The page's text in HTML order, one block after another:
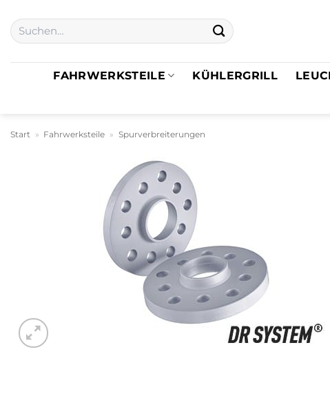
Inhalt
springen
Suchen
nach:
FAHRWERKSTEILE KÜHLERGRILL
Start » Fahrwerksteile » Spurverbreiterungen